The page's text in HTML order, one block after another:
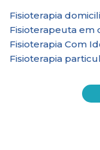
Fisioterapia
Fisioterapeuta em
Fisioterapia Com
Fisioterapia